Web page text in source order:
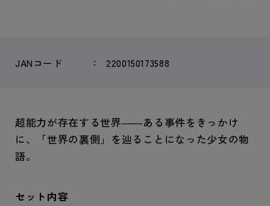
JANコード 2200150173588
超能力が存在する世界――ある事件をきっかけ
に、「世界の裏側」を辿ることになった少女の物
語。
セット内容